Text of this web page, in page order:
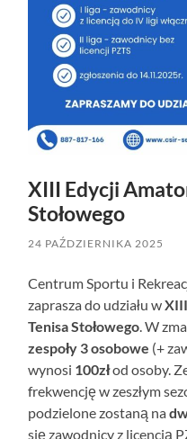
XIII Edycji
Stołowego
24 PAŹDZIERNIKA 2025
Centrum Sportu i
zaprasza do udziału w
Tenisa Stołowego. W
zespoły 3 osobowe (+
wynosi 100złod osoby.
frekwencję w zeszłym
podzielone zostaną na
się zawodnicy z licencją